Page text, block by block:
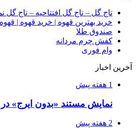
تاج گل – تاج گل افتتاحیه – تاج گل
خرید بهترین قهوه | خرید قهوه |
صندوق طلا
کفش چرم مردانه
وام فوری
آخرین اخبار
1 هفته پیش
نمایش مستند «بدون ایرج» در
2 هفته پیش